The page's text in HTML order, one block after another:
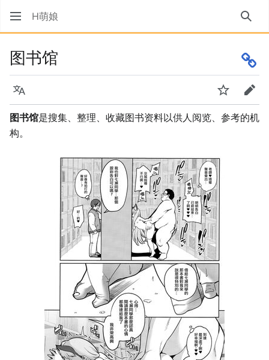
H萌娘 搜索
图书馆
语言 监视
编辑
图书馆是搜集、整理、收藏图书资料以供人阅览、参考的机
构。